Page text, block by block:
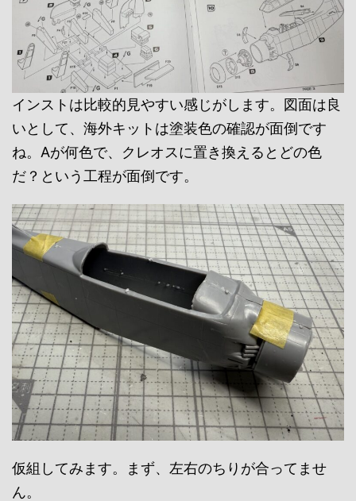
インストは比較的見やすい感じがします。図面は良
いとして、海外キットは塗装色の確認が面倒です
ね。Aが何色で、クレオスに置き換えるとどの色
だ？という工程が面倒です。
仮組してみます。まず、左右のちりが合ってませ
ん。